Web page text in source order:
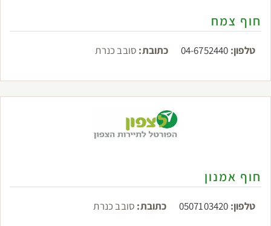
חוף צמח
טלפון: 04-6752440 כתובת: סובב כנרת
חוף אמנון
טלפון: 0507103420 כתובת: סובב כנרת